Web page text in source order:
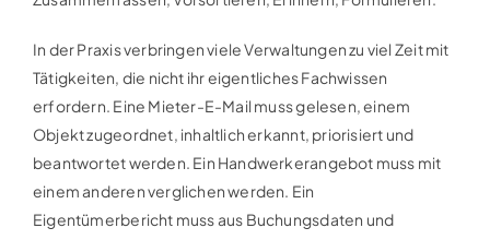
In der Praxis verbringen viele Verwaltungen zu viel Zeit mit
Tätigkeiten, die nicht ihr eigentliches Fachwissen
erfordern. Eine Mieter-E-Mail muss gelesen, einem
Objekt zugeordnet, inhaltlich erkannt, priorisiert und
beantwortet werden. Ein Handwerkerangebot muss mit
einem anderen verglichen werden. Ein
Eigentümerbericht muss aus Buchungsdaten und